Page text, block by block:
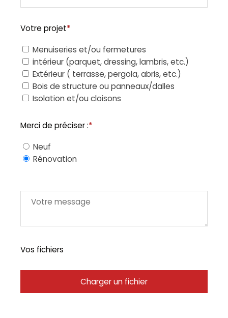
Votre projet*
Menuiseries et/ou fermetures
intérieur (parquet, dressing, lambris, etc.)
Extérieur ( terrasse, pergola, abris, etc.)
Bois de structure ou panneaux/dalles
Isolation et/ou cloisons
Merci de préciser :*
Neuf
Rénovation
Vos fichiers
Charger un fichier